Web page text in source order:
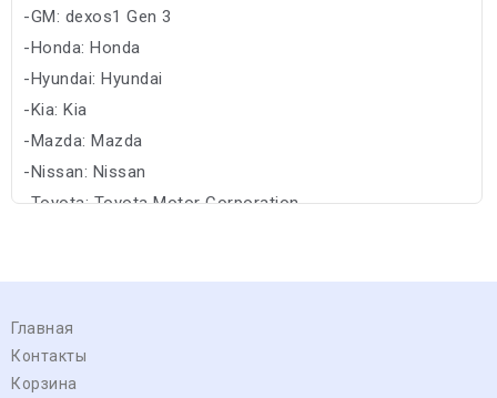
-GM: dexos1 Gen 3
-Honda: Honda
-Hyundai: Hyundai
-Kia: Kia
-Mazda: Mazda
-Nissan: Nissan
-Toyota: Toyota Motor Corporation
Главная
Контакты
Корзина